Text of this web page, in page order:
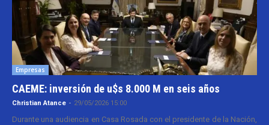
Empresas
CAEME: inversión de u$s 8.000 M en seis años
Christian Atance - 29/05/2026 15:00
Durante una audiencia en Casa Rosada con el presidente de la Nación,